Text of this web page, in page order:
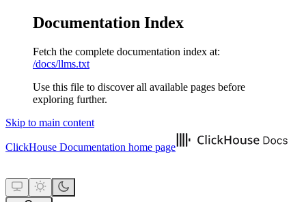
Documentation Index
Fetch the complete documentation index at:
/docs/llms.txt
Use this file to discover all available pages before
exploring further.
Skip to main content
ClickHouse Documentation home page